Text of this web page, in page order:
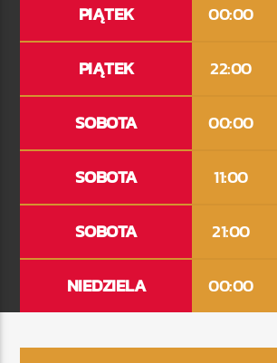
PIĄTEK 00:00
PIĄTEK 22:00
SOBOTA 00:00
SOBOTA 11:00
SOBOTA 21:00
NIEDZIELA 00:00